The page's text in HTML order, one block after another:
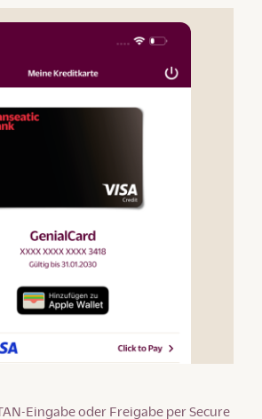
Eingabe oder Freigabe per Secure